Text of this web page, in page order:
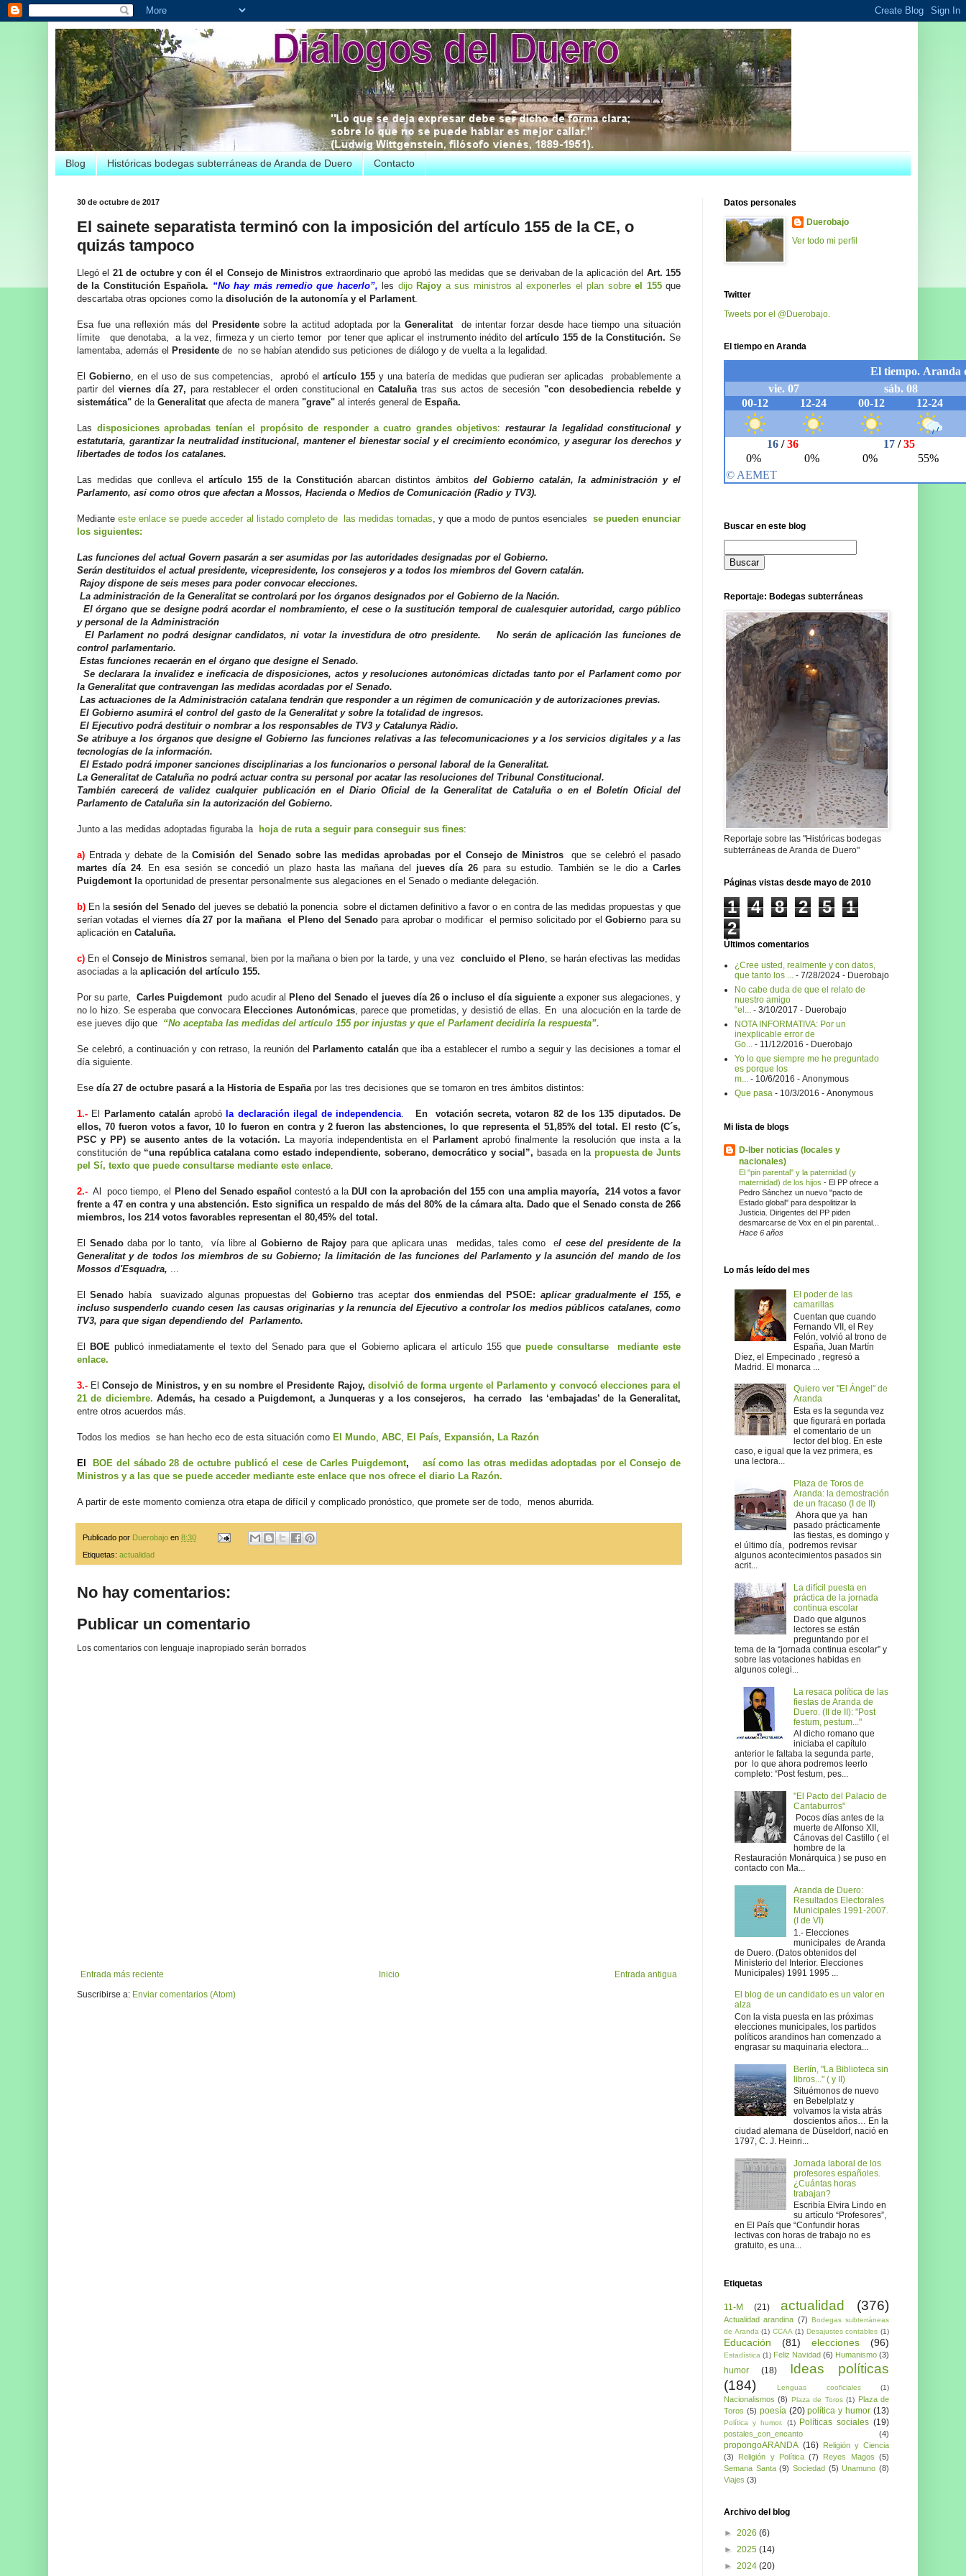
Blog Históricas bodegas subterráneas de Aranda de Duero Contacto
30 de octubre de 2017
El sainete separatista terminó con la imposición del artículo 155 de la CE, o
quizás tampoco
Llegó el 21 de octubre y con él el Consejo de Ministros extraordinario que aprobó las medidas que se derivaban de la aplicación del Art. 155
de la Constitución Española. “No hay más remedio que hacerlo”, les dijo Rajoy a sus ministros al exponerles el plan sobreel 155que
descartaba otras opciones como la disolución de la autonomía y el Parlament.
Esa fue una reflexión más del Presidentesobre la actitud adoptada por laGeneralitatde intentar forzar desde hace tiempo una situación
límite que denotaba, a la vez, firmeza y un cierto temor por tener que aplicar el instrumento inédito del artículo 155 de la Constitución.Se
lamentaba, además el Presidente de no se habían atendido sus peticiones de diálogo y de vuelta a la legalidad.
El Gobierno, en el uso de sus competencias, aprobó elartículo 155 y una batería de medidas que pudieran ser aplicadas probablemente a
partir del viernes día 27, para restablecer el orden constitucional en Cataluñatras sus actos de secesión "con desobediencia rebelde y
sistemática" de la Generalitatque afecta de manera "grave" al interés general de España.
Las disposiciones aprobadas tenían el propósito de responder a cuatro grandes objetivos: restaurar la legalidad constitucional y
estatutaria, garantizar la neutralidad institucional, mantener el bienestar social y el crecimiento económico, y asegurar los derechos y
libertades de todos los catalanes.
Las medidas que conlleva elartículo 155 de la Constituciónabarcan distintos ámbitos del Gobierno catalán, la administración y el
Parlamento, así como otros que afectan a Mossos, Hacienda o Medios de Comunicación (Radio y TV3).
Medianteeste enlace se puede acceder al listado completo de las medidas tomadas, y que a modo de puntos esenciales se pueden enunciar
los siguientes:
Las funciones del actual Govern pasarán a ser asumidas por las autoridades designadas por el Gobierno.
Serán destituidos el actual presidente, vicepresidente, los consejeros y a todos los miembros del Govern catalán.
Rajoy dispone de seis meses para poder convocar elecciones.
La administración de la Generalitat se controlará por los órganos designados por el Gobierno de la Nación.
El órgano que se designe podrá acordar el nombramiento, el cese o la sustitución temporal de cualesquier autoridad, cargo público
y personal de la Administración
El Parlament no podrá designar candidatos, ni votar la investidura de otro presidente. No serán de aplicación las funciones de
control parlamentario.
Estas funciones recaerán en el órgano que designe el Senado.
Se declarara la invalidez e ineficacia de disposiciones, actos y resoluciones autonómicas dictadas tanto por el Parlament como por
la Generalitat que contravengan las medidas acordadas por el Senado.
Las actuaciones de la Administración catalana tendrán que responder a un régimen de comunicación y de autorizaciones previas.
El Gobierno asumirá el control del gasto de la Generalitat y sobre la totalidad de ingresos.
El Ejecutivo podrá destituir o nombrar a los responsables de TV3 y Catalunya Ràdio.
Se atribuye a los órganos que designe el Gobierno las funciones relativas a las telecomunicaciones y a los servicios digitales y a las
tecnologías de la información.
El Estado podrá imponer sanciones disciplinarias a los funcionarios o personal laboral de la Generalitat.
La Generalitat de Cataluña no podrá actuar contra su personal por acatar las resoluciones del Tribunal Constitucional.
También carecerá de validez cualquier publicación en el Diario Oficial de la Generalitat de Cataluña o en el Boletín Oficial del
Parlamento de Cataluña sin la autorización del Gobierno.
Junto a las medidas adoptadas figuraba la hoja de ruta a seguir para conseguir sus fines:
a) Entrada y debate de laComisión del Senado sobre las medidas aprobadas por el Consejo de Ministrosque se celebró el pasado
martes día 24. En esa sesión se concedió un plazo hasta las mañana del jueves día 26 para su estudio. También se le dio aCarles
Puigdemont l a oportunidad de presentar personalmente sus alegaciones en el Senado o mediante delegación.
b) En lasesión del Senado del jueves se debatió la ponencia sobre el dictamen definitivo a favor o en contra de las medidas propuestas y que
serían votadas el viernes día 27 por la mañana el Pleno del Senado para aprobar o modificar el permiso solicitado por elGobierno para su
aplicación en Cataluña.
c) En el Consejo de Ministrossemanal, bien por la mañana o bien por la tarde, y una vez concluido el Pleno, se harán efectivas las medidas
asociadas a la aplicación del artículo 155.
Por su parte, Carles Puigdemontpudo acudir al Pleno del Senado el jueves día 26 o incluso el día siguiente a exponer sus alegaciones, y
no lo hizo. Se esperaba que convocara Elecciones Autonómicas, parece que prometidas, y desistió de ellas. En una alocución en la tarde de
ese jueves dijo que “No aceptaba las medidas del artículo 155 por injustas y que el Parlament decidiría la respuesta”.
Se celebró, a continuación y con retraso, la reunión del Parlamento catalánque iba a establecer el rumbo a seguir y las decisiones a tomar el
día siguiente.
Ese día 27 de octubre pasará a la Historia de España por las tres decisiones que se tomaron en tres ámbitos distintos:
1.- El Parlamento catalánaprobó la declaración ilegal de independencia.
En votación secreta, votaron 82 de los 135 diputados. De
ellos, 70 fueron votos a favor, 10 lo fueron en contra y 2 fueron las abstenciones, lo que representa el 51,85% del total. El resto (C´s,
PSC y PP) se ausento antes de la votación. La mayoría independentista en el Parlament aprobó finalmente la resolución que insta a la
constitución de “una república catalana como estado independiente, soberano, democrático y social”, basada en la propuesta de Junts
pel Sí, texto que puede consultarse mediante este enlace.
2.- Al poco tiempo, el Pleno del Senado español contestó a la DUI con la aprobación del 155 con una amplia mayoría, 214 votos a favor
frente a 47 en contra y una abstención. Esto significa un respaldo de más del 80% de la cámara alta. Dado que el Senado consta de 266
miembros, los 214 votos favorables representan el 80,45% del total.
El Senadodaba por lo tanto, vía libre al Gobierno de Rajoy para que aplicara unas medidas, tales como el cese del presidente de la
Generalitat y de todos los miembros de su Gobierno; la limitación de las funciones del Parlamento y la asunción del mando de los
Mossos d'Esquadra, ...
ElSenado había suavizado algunas propuestas del Gobiernotras aceptar dos enmiendas del PSOE: aplicar gradualmente el 155, e
incluso suspenderlo cuando cesen las causas originarias y la renuncia del Ejecutivo a controlar los medios públicos catalanes, como
TV3, para que sigan dependiendo del Parlamento.
El BOE publicó inmediatamente el texto del Senado para que el Gobierno aplicara el artículo 155 que puede consultarse mediante este
enlace.
3.- ElConsejo de Ministros, y en su nombre el Presidente Rajoy, disolvió de forma urgente el Parlamento y convocó elecciones para el
21 de diciembre. Además, ha cesado a Puigdemont, a Junqueras y a los consejeros, ha cerrado las ‘embajadas’ de la Generalitat,
entre otros acuerdos más.
Todos los medios se han hecho eco de esta situación como El Mundo, ABC, El País, Expansión, La Razón
El BOE del sábado 28 de octubre publicó el cese de Carles Puigdemont, así como las otras medidas adoptadas por el Consejo de
Ministros y a las que se puede acceder mediante este enlace que nos ofrece el diario La Razón.
A partir de este momento comienza otra etapa de difícil y complicado pronóstico, que promete ser de todo, menos aburrida.
Publicado por Duerobajo en 8:30
Etiquetas: actualidad
No hay comentarios:
Publicar un comentario
Los comentarios con lenguaje inapropiado serán borrados
Entrada más reciente Entrada antigua
Inicio
Suscribirse a: Enviar comentarios (Atom)
Datos personales
Duerobajo
Ver todo mi perfil
Twitter
Tweets por el @Duerobajo.
El tiempo en Aranda
Buscar en este blog
Reportaje: Bodegas subterráneas
Reportaje sobre las "Históricas bodegas
subterráneas de Aranda de Duero"
Páginas vistas desde mayo de 2010
1 4 8 2 5
1
2
Últimos comentarios
¿Cree usted, realmente y con datos,
que tanto los ...
- 7/28/2024 - Duerobajo
No cabe duda de que el relato de
nuestro amigo
“el...
- 3/10/2017 - Duerobajo
NOTA INFORMATIVA: Por un
inexplicable error de
Go...
- 11/12/2016 - Duerobajo
Yo lo que siempre me he preguntado
es porque los
m...
- 10/6/2016 - Anonymous
Que pasa - 10/3/2016 - Anonymous
Mi lista de blogs
D-Iber noticias (locales y
nacionales)
El "pin parental" y la paternidad (y
maternidad) de los hijos - El PP ofrece a
Pedro Sánchez un nuevo "pacto de
Estado global" para despolitizar la
Justicia. Dirigentes del PP piden
desmarcarse de Vox en el pin parental...
Hace 6 años
Lo más leído del mes
El poder de las
camarillas
Cuentan que cuando
Fernando VII, el Rey
Felón, volvió al trono de
España, Juan Martín
Díez, el Empecinado , regresó a
Madrid. El monarca ...
Quiero ver "El Ángel" de
Aranda
Esta es la segunda vez
que figurará en portada
el comentario de un
lector del blog. En este
caso, e igual que la vez primera, es
una lectora...
Plaza de Toros de
Aranda: la demostración
de un fracaso (I de II)
Ahora que ya han
pasado prácticamente
las fiestas, es domingo y
el último día, podremos revisar
algunos acontecimientos pasados sin
acrit...
La difícil puesta en
práctica de la jornada
continua escolar
Dado que algunos
lectores se están
preguntando por el
tema de la “jornada continua escolar” y
sobre las votaciones habidas en
algunos colegi...
La resaca política de las
fiestas de Aranda de
Duero. (II de II): "Post
festum, pestum..."
Al dicho romano que
iniciaba el capítulo
anterior le faltaba la segunda parte,
por lo que ahora podremos leerlo
completo: “Post festum, pes...
"El Pacto del Palacio de
Cantaburros"
Pocos días antes de la
muerte de Alfonso XII,
Cánovas del Castillo ( el
hombre de la
Restauración Monárquica ) se puso en
contacto con Ma...
Aranda de Duero:
Resultados Electorales
Municipales 1991-2007.
(I de VI)
1.- Elecciones
municipales de Aranda
de Duero. (Datos obtenidos del
Ministerio del Interior. Elecciones
Municipales) 1991 1995 ...
El blog de un candidato es un valor en
alza
Con la vista puesta en las próximas
elecciones municipales, los partidos
políticos arandinos han comenzado a
engrasar su maquinaria electora...
Berlín, "La Biblioteca sin
libros..." ( y II)
Situémonos de nuevo
en Bebelplatz y
volvamos la vista atrás
doscientos años… En la
ciudad alemana de Düseldorf, nació en
1797, C. J. Heinri...
Jornada laboral de los
profesores españoles.
¿Cuántas horas
trabajan?
Escribía Elvira Lindo en
su artículo “Profesores”,
en El País que “Confundir horas
lectivas con horas de trabajo no es
gratuito, es una...
Etiquetas
11-M (21) actualidad (376)
Actualidad arandina (7) Bodegas subterráneas
de Aranda (1) CCAA (1) Desajustes contables (1)
Educación (81) elecciones (96)
Estadística (1) Feliz Navidad (6) Humanismo (3)
humor (18)
Ideas políticas
(184)
Lenguas cooficiales (1)
Nacionalismos (8) Plaza de Toros (1) Plaza de
Toros (5) poesía (20) política y humor (13)
Política y humor. (1) Políticas sociales (19)
postales_con_encanto (4)
propongoARANDA (16) Religión y Ciencia
(3)
Religión y Política (7) Reyes Magos (5)
Semana Santa (9) Sociedad (5) Unamuno (8)
Viajes (3)
Archivo del blog
► 2026 (6)
► 2025 (14)
► 2024 (20)